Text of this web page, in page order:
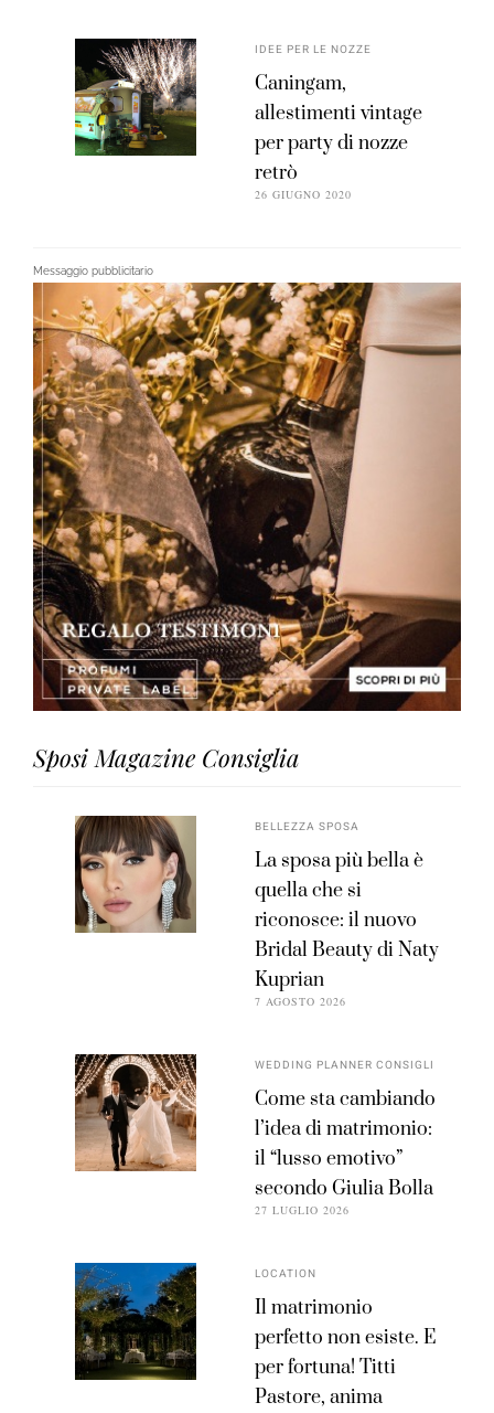
IDEE PER LE NOZZE
Caningam,
allestimenti vintage
per party di nozze
retrò
26 GIUGNO 2020
Messaggio pubblicitario
Sposi Magazine Consiglia
BELLEZZA SPOSA
La sposa più bella è
quella che si
riconosce: il nuovo
Bridal Beauty di Naty
Kuprian
7 AGOSTO 2026
WEDDING PLANNER CONSIGLI
Come sta cambiando
l’idea di matrimonio:
il “lusso emotivo”
secondo Giulia Bolla
27 LUGLIO 2026
LOCATION
Il matrimonio
perfetto non esiste. E
per fortuna! Titti
Pastore, anima